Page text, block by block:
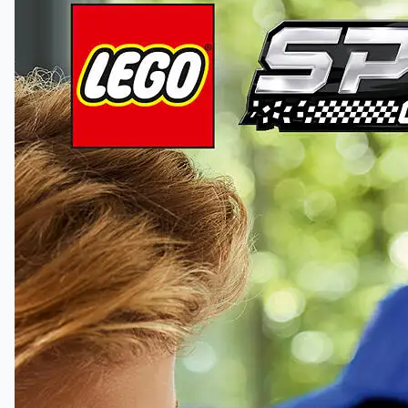
«Michelin»-trykk. Billeken inkluderer også en
minifigur iført et Bugatti-antrekk som kan
plasseres i cockpiten for å delta i billøp.
Med LEGO Speed Champions byggesett kan barn
bygge kopier av en lang rekke ikoniske kjøretøy
De får dessuten en god mestringsopplevelse med
LEGO Builder appens enkle, digitale instruksjoner
for zooming, 3D-rotering og sporing av framdrift.
Settet består av 284 deler.